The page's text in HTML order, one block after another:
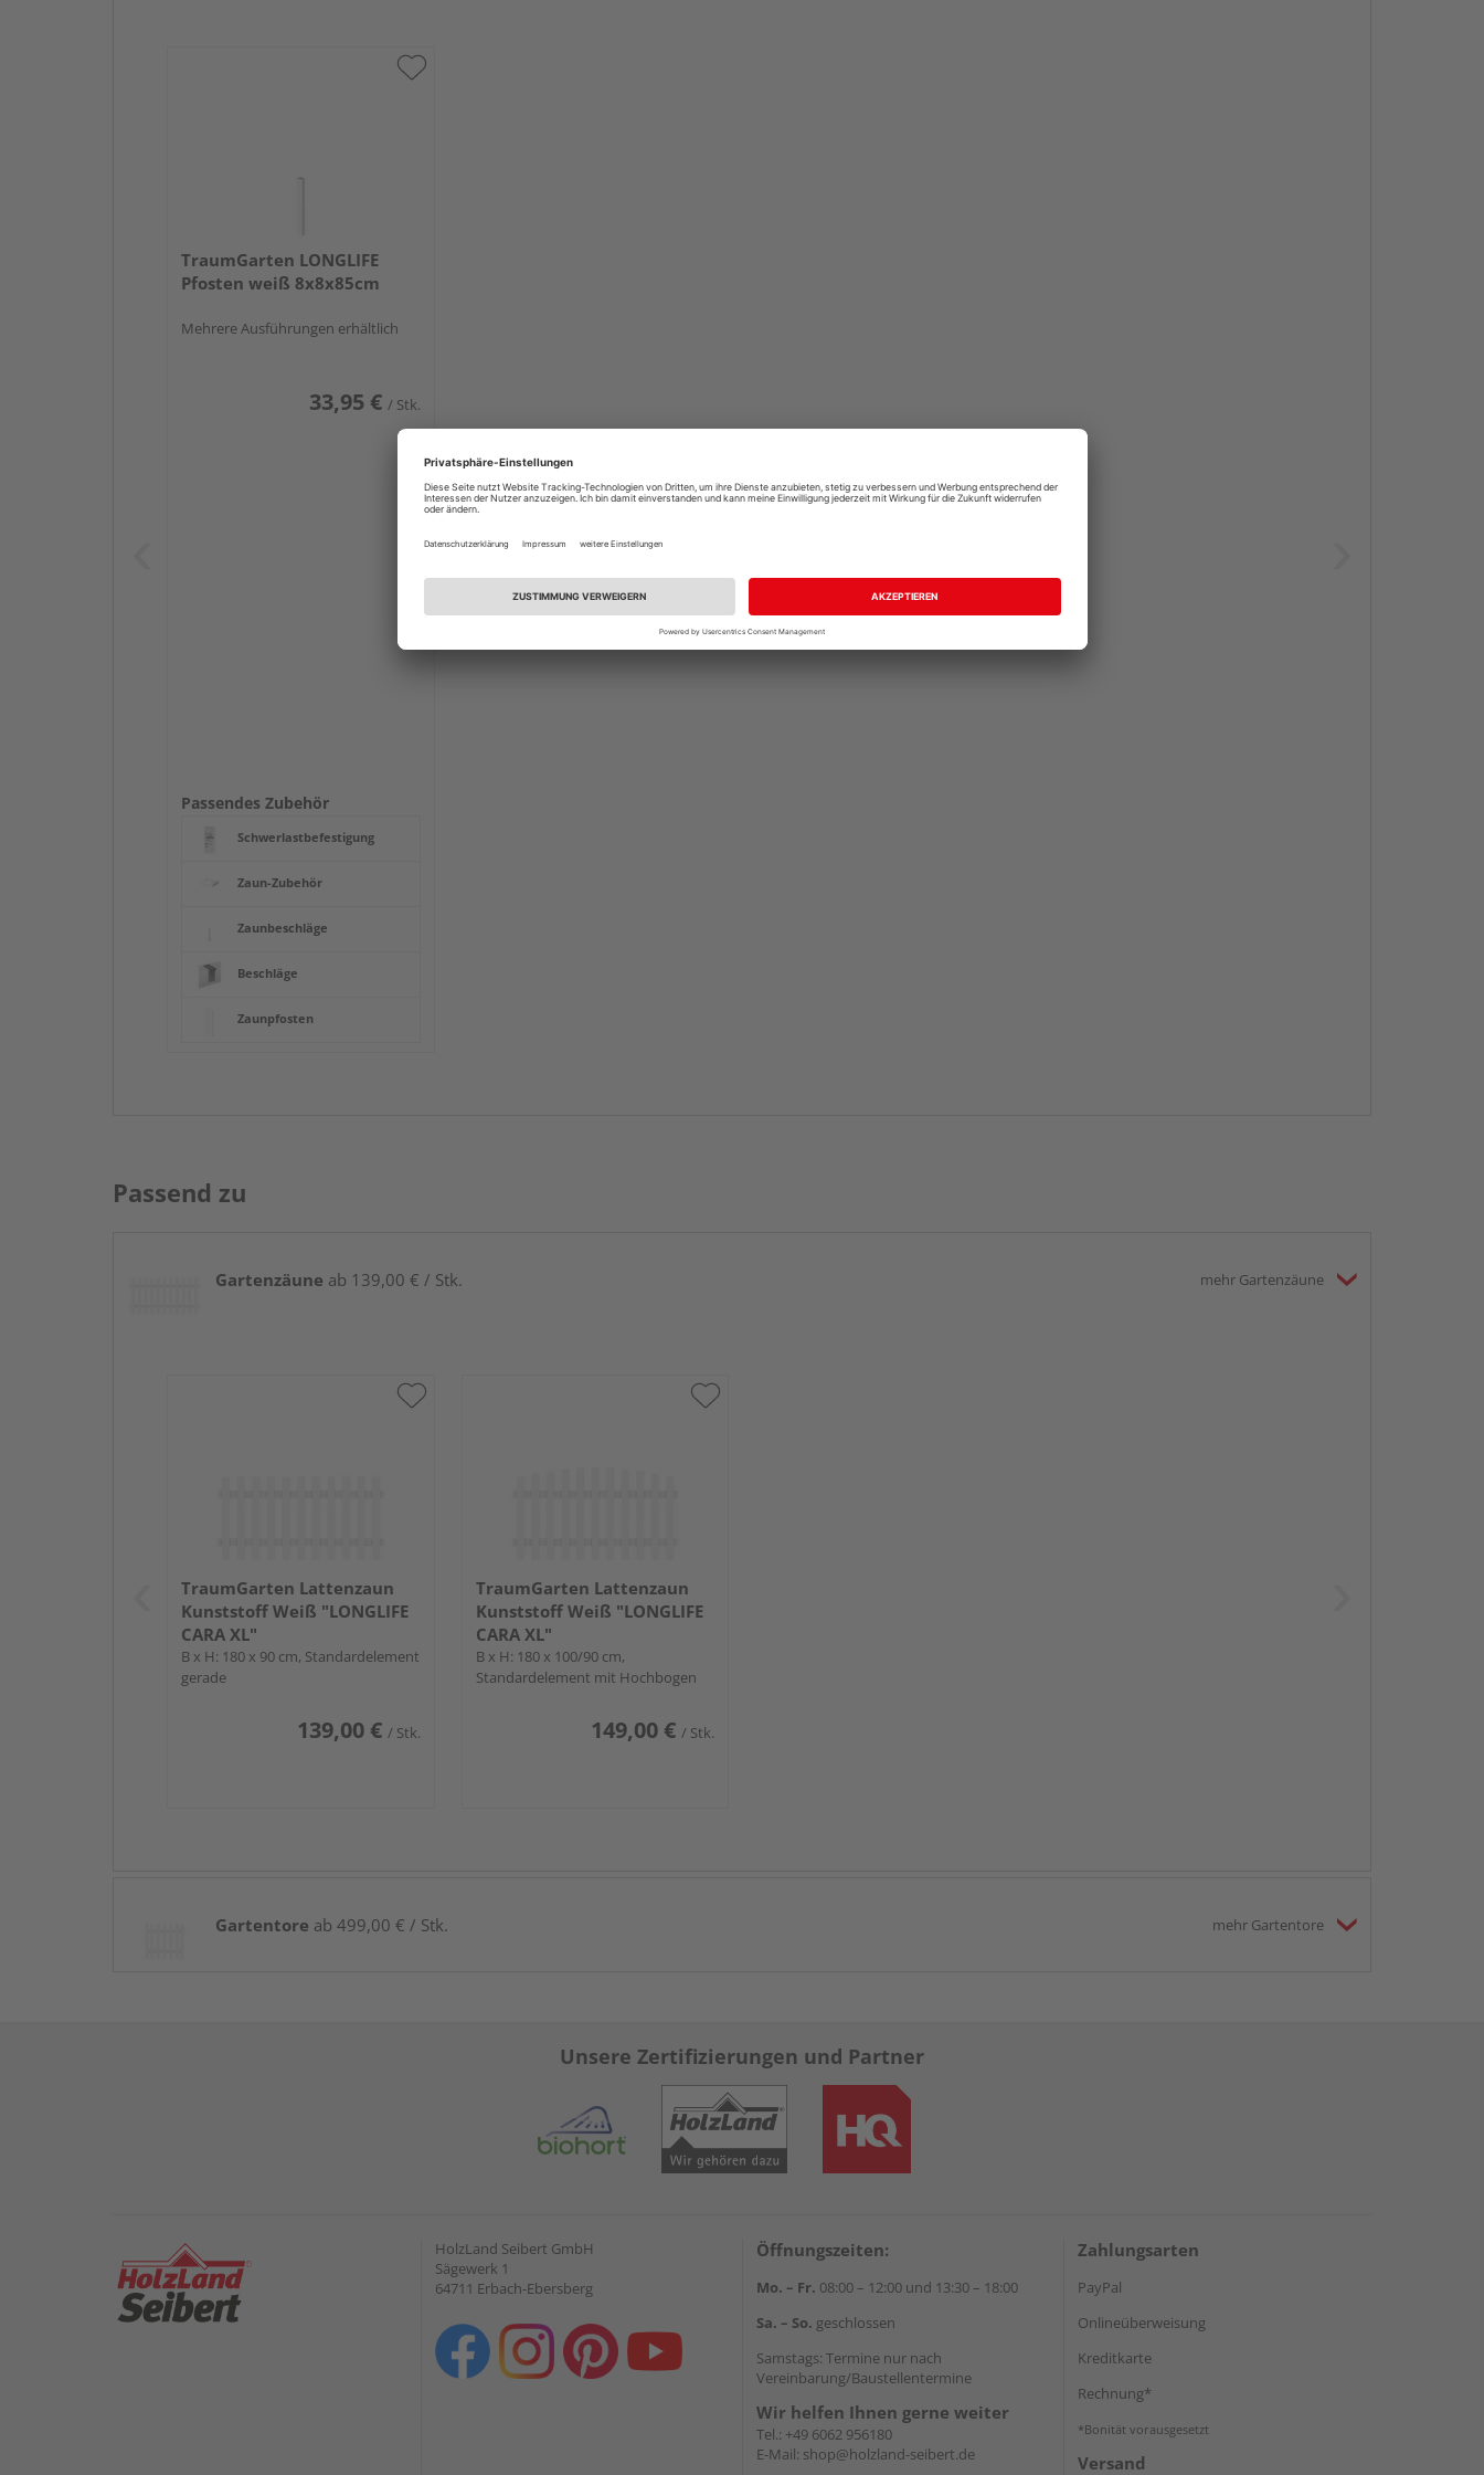
TraumGarten LONGLIFE
Pfosten weiß 8x8x85cm
Mehrere Ausführungen erhältlich
33,95 € / Stk.
Passendes Zubehör
Schwerlastbefestigung
Zaun-Zubehör
Zaunbeschläge
Beschläge
Zaunpfosten
Passend zu
Gartenzäune ab 139,00 € / Stk. mehr Gartenzäune
TraumGarten Lattenzaun
Kunststoff Weiß "LONGLIFE
CARA XL"
B x H: 180 x 90 cm, Standardelement
gerade
139,00 € / Stk.
TraumGarten Lattenzaun
Kunststoff Weiß "LONGLIFE
CARA XL"
B x H: 180 x 100/90 cm,
Standardelement mit Hochbogen
149,00 € / Stk.
Gartentore ab 499,00 € / Stk. mehr Gartentore
Unsere Zertifizierungen und Partner
HolzLand Seibert GmbH
Sägewerk 1
64711 Erbach-Ebersberg
Öffnungszeiten:
Mo. – Fr. 08:00 – 12:00 und 13:30 – 18:00
Sa. – So. geschlossen
Samstags: Termine nur nach
Vereinbarung/Baustellentermine
Wir helfen Ihnen gerne weiter
Tel.: +49 6062 956180
E-Mail: shop@holzland-seibert.de
Zahlungsarten
PayPal
Onlineüberweisung
Kreditkarte
Rechnung*
*Bonität vorausgesetzt
Versand